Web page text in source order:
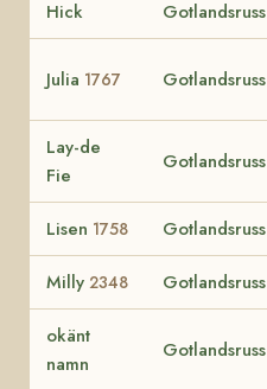
Hick Gotlandsruss
Julia 1767 Gotlandsruss
Lay-de
Fie
Gotlandsruss
Lisen 1758 Gotlandsruss
Milly 2348 Gotlandsruss
okänt
namn
Gotlandsruss